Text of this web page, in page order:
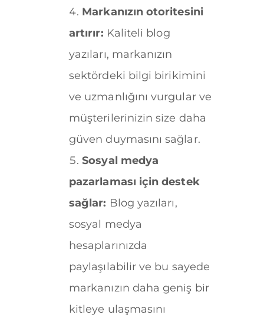
Markanızın otoritesini
artırır: Kaliteli blog
yazıları, markanızın
sektördeki bilgi birikimini
ve uzmanlığını vurgular ve
müşterilerinizin size daha
güven duymasını sağlar.
Sosyal medya
pazarlaması için destek
sağlar: Blog yazıları,
sosyal medya
hesaplarınızda
paylaşılabilir ve bu sayede
markanızın daha geniş bir
kitleye ulaşmasını